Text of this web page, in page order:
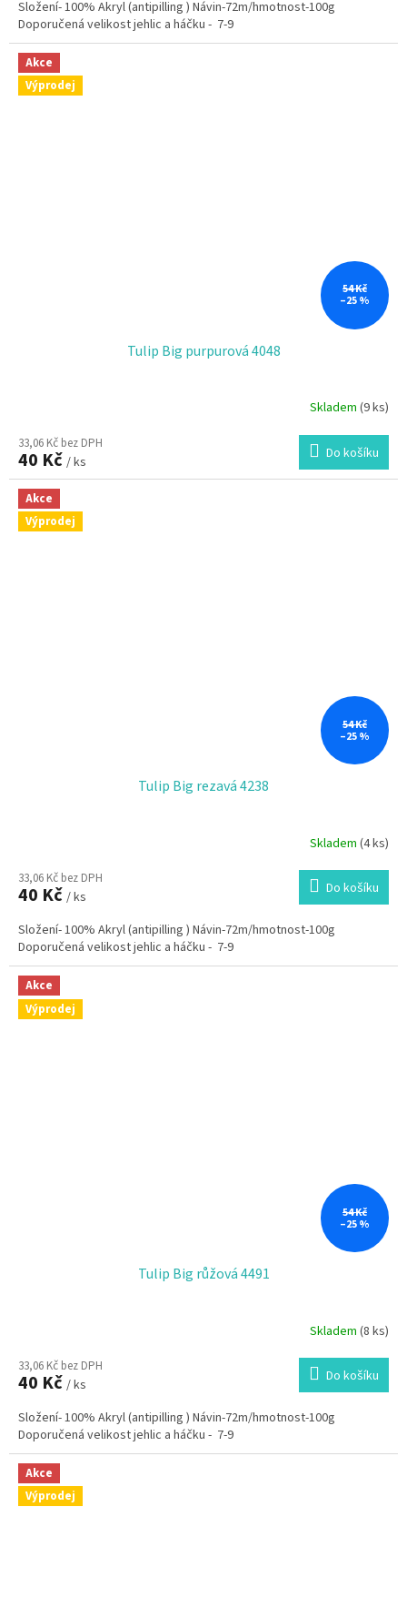
Složení- 100% Akryl (antipilling ) Návin-72m/hmotnost-100g
Doporučená velikost jehlic a háčku - 7-9
Akce
Výprodej
54 Kč
–25 %
Tulip Big purpurová 4048
Skladem (9 ks)
33,06 Kč bez DPH
40 Kč / ks Do košíku
Akce
Výprodej
54 Kč
–25 %
Tulip Big rezavá 4238
Skladem (4 ks)
33,06 Kč bez DPH
40 Kč / ks Do košíku
Složení- 100% Akryl (antipilling ) Návin-72m/hmotnost-100g
Doporučená velikost jehlic a háčku - 7-9
Akce
Výprodej
54 Kč
–25 %
Tulip Big růžová 4491
Skladem (8 ks)
33,06 Kč bez DPH
40 Kč / ks Do košíku
Složení- 100% Akryl (antipilling ) Návin-72m/hmotnost-100g
Doporučená velikost jehlic a háčku - 7-9
Akce
Výprodej